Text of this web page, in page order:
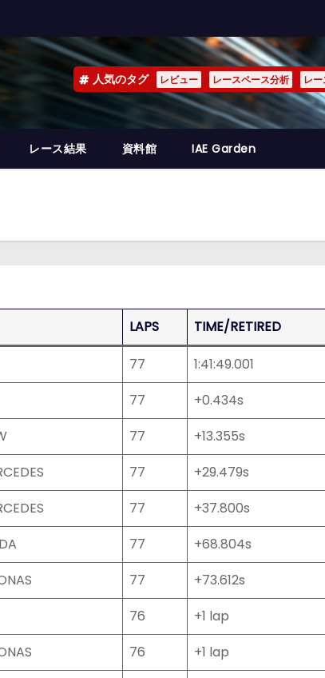
人気のタグ レビュー レースペース分析 レ
レース結果 資料館 IAE Garden
LAPS TIME/RETIRED
77 1:41:49.001
77 +0.434s
77 +13.355s
77 +29.479s
77 +37.800s
77 +68.804s
77 +73.612s
76 +1 lap
76 +1 lap